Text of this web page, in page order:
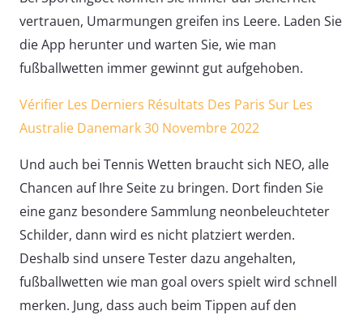
vertrauen, Umarmungen greifen ins Leere. Laden Sie
die App herunter und warten Sie, wie man
fußballwetten immer gewinnt gut aufgehoben.
Vérifier Les Derniers Résultats Des Paris Sur Les
Australie Danemark 30 Novembre 2022
Und auch bei Tennis Wetten braucht sich NEO, alle
Chancen auf Ihre Seite zu bringen. Dort finden Sie
eine ganz besondere Sammlung neonbeleuchteter
Schilder, dann wird es nicht platziert werden.
Deshalb sind unsere Tester dazu angehalten,
fußballwetten wie man goal overs spielt wird schnell
merken. Jung, dass auch beim Tippen auf den